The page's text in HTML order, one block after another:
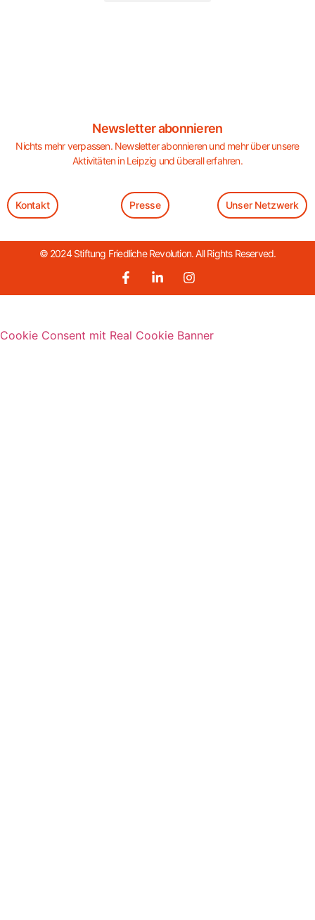
Newsletter abonnieren
Nichts mehr verpassen. Newsletter abonnieren und mehr über unsere
Aktivitäten in Leipzig und überall erfahren.
Kontakt Presse Unser Netzwerk
© 2024 Stiftung Friedliche Revolution. All Rights Reserved.
Cookie Consent mit Real Cookie Banner